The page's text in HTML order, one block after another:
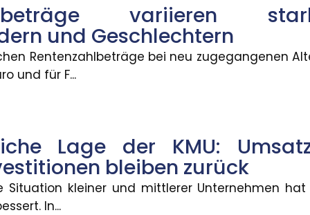
variieren
und Geschlechtern
Rentenzahlbeträge bei neu zugegangenen
und für F...
Lage der KMU:
bleiben zurück
Situation kleiner und mittlerer Unternehmen
In...
Die Hälfte der
Deutschland voran. Zum 30. Juni 2026 haben
Anschlussverbindungen können den